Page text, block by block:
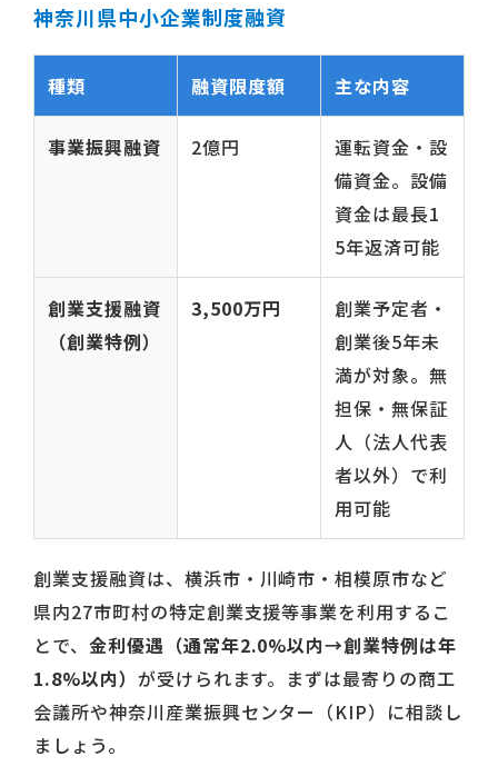
神奈川県中小企業制度融資
種類 融資限度額 主な内容
事業振興融資 2億円
運転資金・設
備資金。設備
資金は最長1
5年返済可能
創業支援融資
（創業特例）
3,500万円
創業予定者・
創業後5年未
満が対象。無
担保・無保証
人（法人代表
者以外）で利
用可能
創業支援融資は、横浜市・川崎市・相模原市など
県内27市町村の特定創業支援等事業を利用するこ
とで、 金利優遇（通常年2.0%以内→創業特例は年
1.8%以内） が受けられます。まずは最寄りの商工
会議所や神奈川産業振興センター（KIP）に相談し
ましょう。